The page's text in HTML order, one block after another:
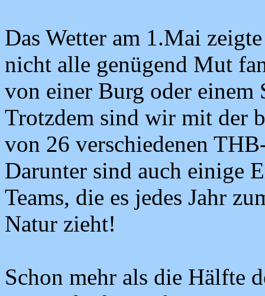
Das Wetter am 1.Mai
nicht alle genügend Mut
von einer Burg oder einem
Trotzdem sind wir mit der
von 26 verschiedenen
Darunter sind auch einige
Teams, die es jedes Jahr
Natur zieht!
Schon mehr als die Hälfte